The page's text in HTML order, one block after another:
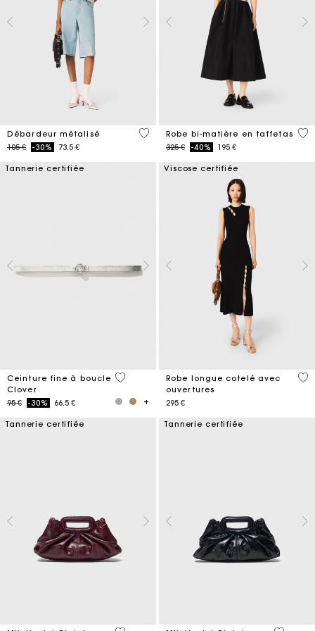
Débardeur métalisé
Price reduced from
105 €to-30% 73.5 €
5 out of 5 Customer Rating
Robe bi-matière en taffetas
Price reduced from
325 €to-40% 195 €
5
Tannerie certifiée
Ceinture fine à boucle
Clover
Price reduced from
95 €to-30% 66.5 €
4,9 out of 5 Customer Rating
Viscose certifiée
Robe longue cotelé avec
ouvertures
295 €
5
Tannerie certifiée Tannerie certifiée